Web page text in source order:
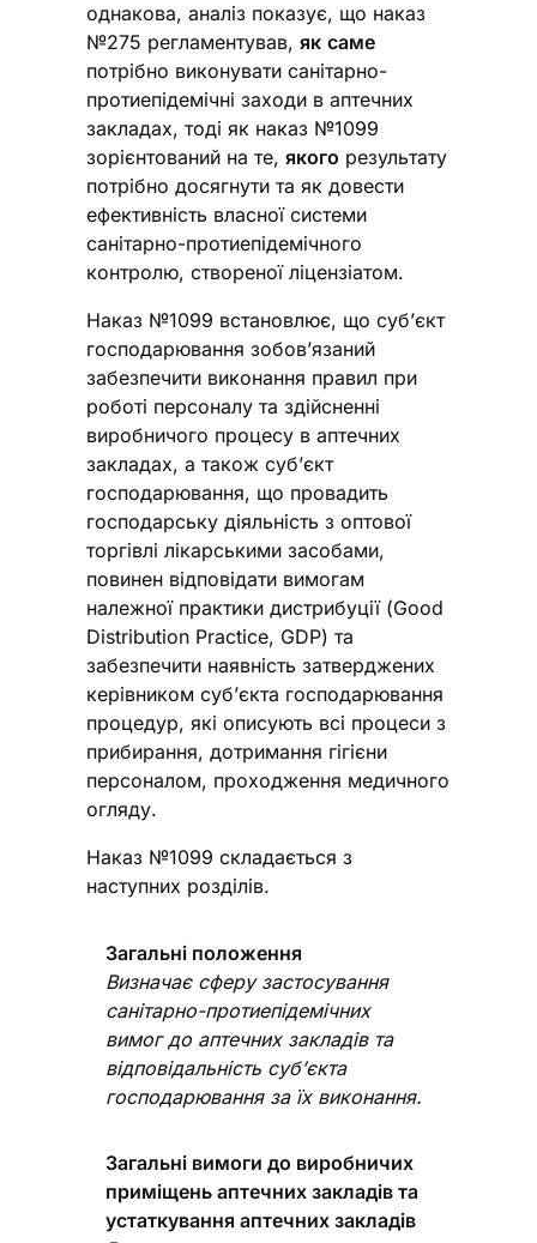
однакова, аналіз показує, що наказ
№275 регламентував, як саме
потрібно виконувати санітарно-
протиепідемічні заходи в аптечних
закладах, тоді як наказ №1099
зорієнтований на те, якого результату
потрібно досягнути та як довести
ефективність власної системи
санітарно-протиепідемічного
контролю, створеної ліцензіатом.
Наказ №1099 встановлює, що суб’єкт
господарювання зобов’язаний
забезпечити виконання правил при
роботі персоналу та здійсненні
виробничого процесу в аптечних
закладах, а також суб’єкт
господарювання, що провадить
господарську діяльність з оптової
торгівлі лікарськими засобами,
повинен відповідати вимогам
належної практики дистрибуції (Good
Distribution Practice, GDP) та
забезпечити наявність затверджених
керівником суб’єкта господарювання
процедур, які описують всі процеси з
прибирання, дотримання гігієни
персоналом, проходження медичного
огляду.
Наказ №1099 складається з
наступних розділів.
Загальні положення
Визначає сферу застосування
санітарно-протиепідемічних
вимог до аптечних закладів та
відповідальність суб’єкта
господарювання за їх виконання.
Загальні вимоги до виробничих
приміщень аптечних закладів та
устаткування аптечних закладів